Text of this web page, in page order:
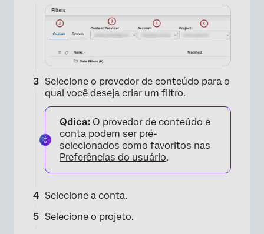
×
Selecione o provedor de conteúdo para o
qual você deseja criar um filtro.
Qdica: O provedor de conteúdo e
conta podem ser pré-
selecionados como favoritos nas
Preferências do usuário.
Selecione a conta.
Selecione o projeto.